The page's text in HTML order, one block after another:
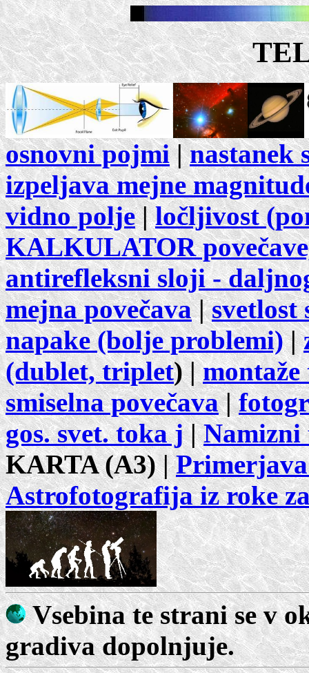
osnovni pojmi|nastanek
izpeljava mejne
vidno polje|ločljivost
KALKULATOR
antirefleksni sloji -
mejna povečava|svetlost
napake (bolje problemi)|
(dublet, triplet) |montaže
smiselna povečava|
gos. svet. toka j|Namizni
KARTA (A3) |
Astrofotografija iz roke
Vsebina te strani se v
gradiva dopolnjuje.